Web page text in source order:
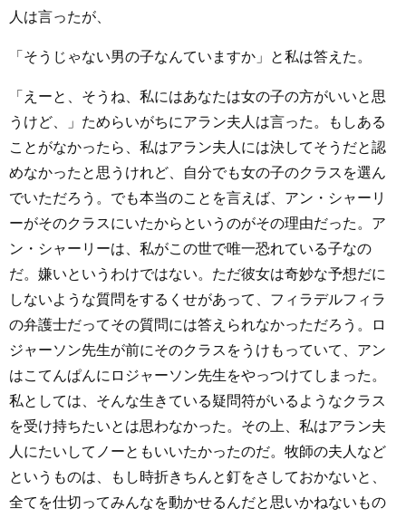
人は言ったが、
「そうじゃない男の子なんていますか」と私は答えた。
「えーと、そうね、私にはあなたは女の子の方がいいと思
うけど、」ためらいがちにアラン夫人は言った。もしある
ことがなかったら、私はアラン夫人には決してそうだと認
めなかったと思うけれど、自分でも女の子のクラスを選ん
でいただろう。でも本当のことを言えば、アン・シャーリ
ーがそのクラスにいたからというのがその理由だった。ア
ン・シャーリーは、私がこの世で唯一恐れている子なの
だ。嫌いというわけではない。ただ彼女は奇妙な予想だに
しないような質問をするくせがあって、フィラデルフィラ
の弁護士だってその質問には答えられなかっただろう。ロ
ジャーソン先生が前にそのクラスをうけもっていて、アン
はこてんぱんにロジャーソン先生をやっつけてしまった。
私としては、そんな生きている疑問符がいるようなクラス
を受け持ちたいとは思わなかった。その上、私はアラン夫
人にたいしてノーともいいたかったのだ。牧師の夫人など
というものは、もし時折きちんと釘をさしておかないと、
全てを仕切ってみんなを動かせるんだと思いかねないもの